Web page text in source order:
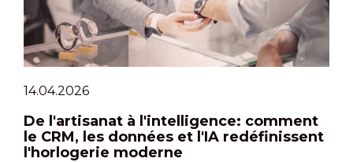
14.04.2026
De l'artisanat à l'intelligence: comment
le CRM, les données et l'IA redéfinissent
l'horlogerie moderne